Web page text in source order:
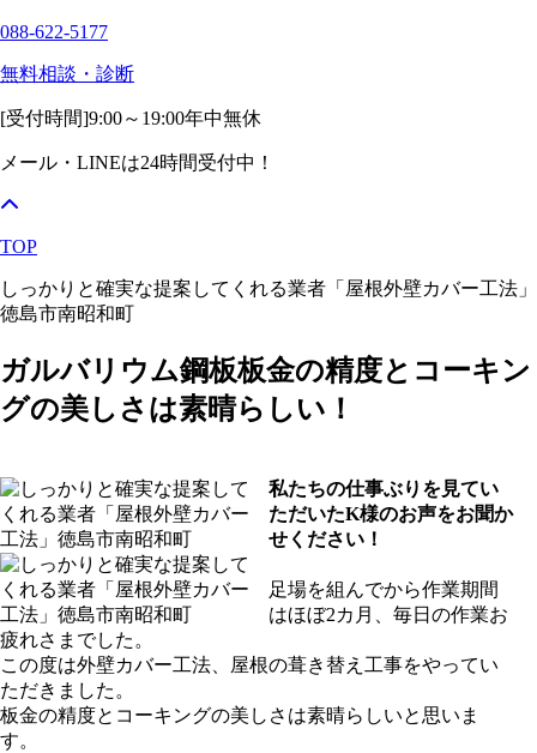
088-622-5177
無料相談・診断
[受付時間]9:00～19:00年中無休
メール・LINEは24時間受付中！
TOP
しっかりと確実な提案してくれる業者「屋根外壁カバー工法」
徳島市南昭和町
ガルバリウム鋼板板金の精度とコーキン
グの美しさは素晴らしい！
私たちの仕事ぶりを見てい
ただいたK様のお声をお聞か
せください！
足場を組んでから作業期間
はほぼ2カ月、毎日の作業お
疲れさまでした。
この度は外壁カバー工法、屋根の葺き替え工事をやってい
ただきました。
板金の精度とコーキングの美しさは素晴らしいと思いま
す。